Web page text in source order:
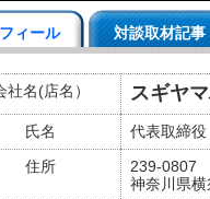
ィール 対談取材記事
社名(店名） スギヤ
氏名
代表取締
住所
239-0807
神奈川県